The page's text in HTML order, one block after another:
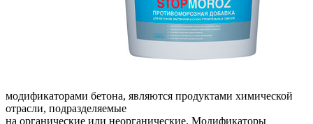
модификаторами бетона, являются продуктами химической
отрасли, подразделяемые
на органические или неорганические. Модификаторы